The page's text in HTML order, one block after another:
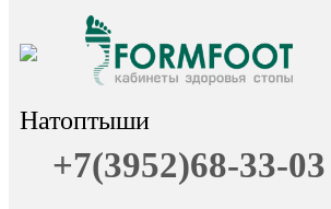
Натоптыши
+7(3952)68-33-03